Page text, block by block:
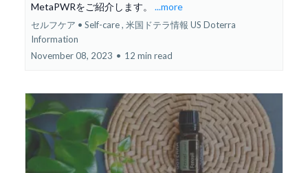
MetaPWRをご紹介します。 ...more
セルフケア • Self-care , 米国ドテラ情報 US Doterra
Information
November 08, 2023 • 12 min read